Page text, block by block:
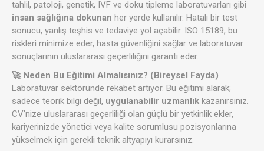
tahlil, patoloji, genetik, IVF ve doku tipleme laboratuvarları gibi
insan sağlığına dokunan her yerde kullanılır. Hatalı bir test
sonucu, yanlış teşhis ve tedaviye yol açabilir. ISO 15189, bu
riskleri minimize eder, hasta güvenliğini sağlar ve laboratuvar
sonuçlarının uluslararası geçerliliğini garanti eder.
🚀 Neden Bu Eğitimi Almalısınız? (Bireysel Fayda)
Laboratuvar sektöründe rekabet artıyor. Bu eğitimi alarak;
sadece teorik bilgi değil, uygulanabilir uzmanlık kazanırsınız.
CV’nize uluslararası geçerliliği olan güçlü bir yetkinlik ekler,
kariyerinizde yönetici veya kalite sorumlusu pozisyonlarına
yükselmek için gerekli teknik altyapıyı kurarsınız.